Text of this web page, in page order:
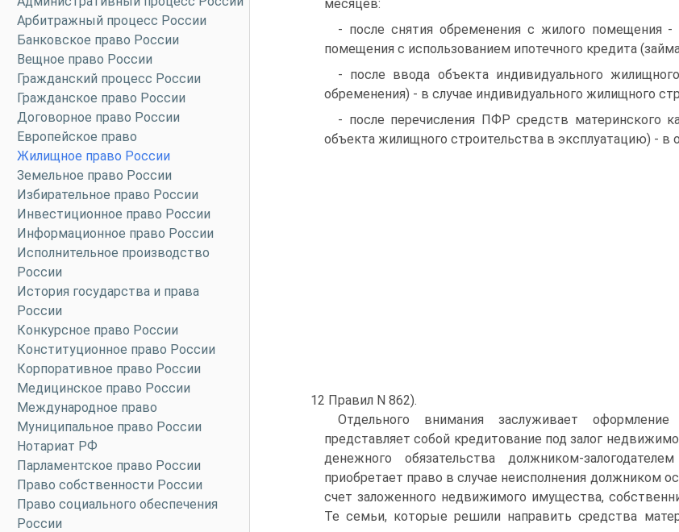
Арбитражный процесс России
Банковское право России
Вещное право России
Гражданский процесс России
Гражданское право России
Договорное право России
Европейское право
Жилищное право России
Земельное право России
Избирательное право России
Инвестиционное право России
Информационное право России
Исполнительное производство
России
История государства и права
России
Конкурсное право России
Конституционное право России
Корпоративное право России
Медицинское право России
Международное право
Муниципальное право России
Нотариат РФ
Парламентское право России
Право собственности России
Право социального обеспечения
России
месяцев:
- после снятия обременения с жилого помещения -
помещения с использованием ипотечного кредита
- после ввода объекта индивидуального
обременения) - в случае индивидуального жилищного
- после перечисления ПФР средств материнского
объекта жилищного строительства в эксплуатацию) - в
12 Правил N 862).
Отдельного внимания заслуживает
представляет собой кредитование под залог
денежного обязательства должником-
приобретает право в случае неисполнения должником
счет заложенного недвижимого имущества,
Те семьи, которые решили направить средства